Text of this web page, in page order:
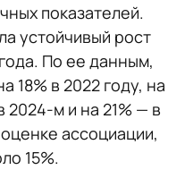
показателей.
устойчивый рост
По ее данным,
18% в 2022 году, на
2024-м и на 21% — в
ассоциации,
15%.